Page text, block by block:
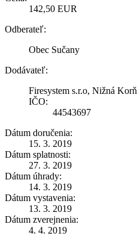
142,50 EUR
Odberateľ:
Obec Sučany
Dodávateľ:
Firesystem s.r.o, Nižná
IČO:
44543697
Dátum doručenia:
15. 3. 2019
Dátum splatnosti:
27. 3. 2019
Dátum úhrady:
14. 3. 2019
Dátum vystavenia:
13. 3. 2019
Dátum zverejnenia:
4. 4. 2019